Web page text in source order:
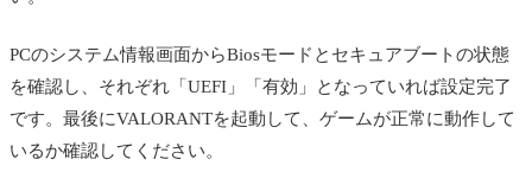
PCのシステム情報画面からBiosモードとセキュアブートの状態
を確認し、それぞれ「UEFI」「有効」となっていれば設定完了
です。最後にVALORANTを起動して、ゲームが正常に動作して
いるか確認してください。